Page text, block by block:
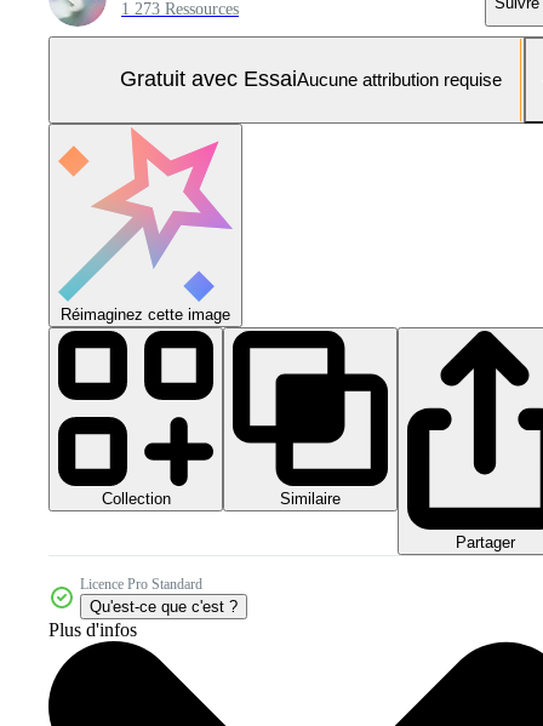
1 273 Ressources
Gratuit avec EssaiAucune attribution requise
Réimaginez cette image
Collection Similaire
Partager
Licence Pro Standard
Qu'est-ce que c'est ?
Plus d'infos